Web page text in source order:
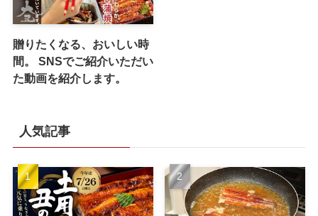
贈りたくなる、おいしい時
間。 SNSでご紹介いただい
た動画を紹介します。
人気記事